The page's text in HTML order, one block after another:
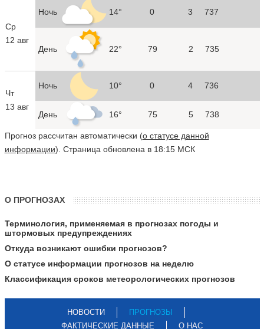
Ср
12 авг
Ночь 14° 0 3 737
День 22° 79 2 735
Чт
13 авг
Ночь 10° 0 4 736
День 16° 75 5 738
Прогноз рассчитан автоматически (о статусе данной
информации). Страница обновлена в 18:15 МСК
О ПРОГНОЗАХ
Терминология, применяемая в прогнозах погоды и
штормовых предупреждениях
Откуда возникают ошибки прогнозов?
О статусе информации прогнозов на неделю
Классификация сроков метеорологических прогнозов
НОВОСТИ
ПРОГНОЗЫ
ФАКТИЧЕСКИЕ ДАННЫЕ
О НАС